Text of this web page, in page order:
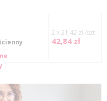
2 x 21,42 zł /szt
42,84 zł